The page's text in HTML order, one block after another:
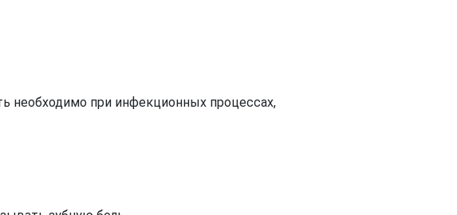
необходимо при инфекционных процессах,